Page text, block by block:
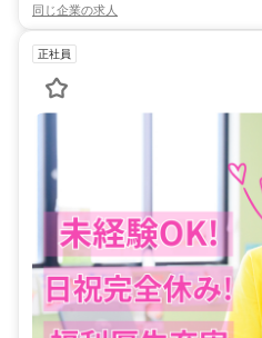
同じ企業の求人
正社員